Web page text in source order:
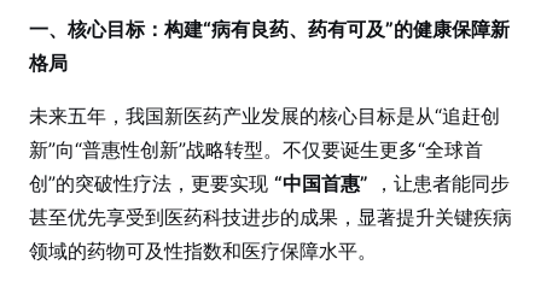
一、核心目标：构建“病有良药、药有可及”的健康保障新
格局
未来五年，我国新医药产业发展的核心目标是从“追赶创
新”向“普惠性创新”战略转型。不仅要诞生更多“全球首
创”的突破性疗法，更要实现 “中国首惠” ，让患者能同步
甚至优先享受到医药科技进步的成果，显著提升关键疾病
领域的药物可及性指数和医疗保障水平。